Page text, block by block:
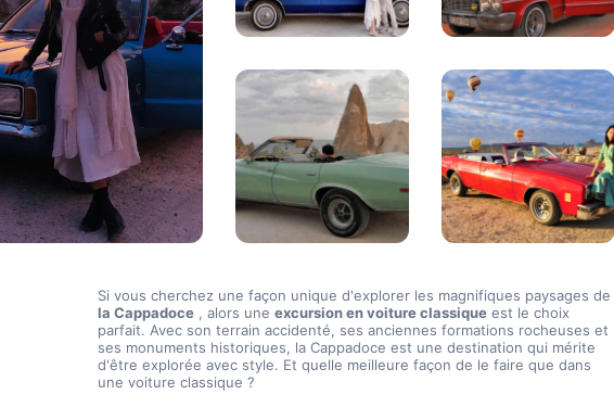
la Cappadoce , alors une excursion en voiture classique est le choix
parfait. Avec son terrain accidenté, ses anciennes formations rocheuses et
ses monuments historiques, la Cappadoce est une destination qui mérite
d'être explorée avec style. Et quelle meilleure façon de le faire que dans
une voiture classique ?